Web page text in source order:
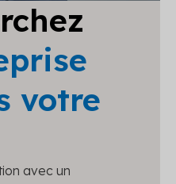
votre
avec un